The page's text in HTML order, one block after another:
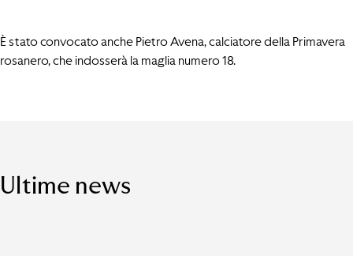
È stato convocato anche Pietro Avena, calciatore della Primavera
rosanero, che indosserà la maglia numero 18.
Ultime news